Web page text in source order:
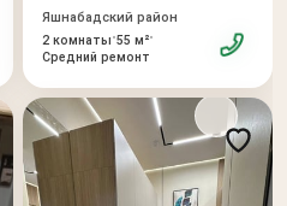
Яшнабадский район
2 комнаты•55 м²•
Средний ремонт